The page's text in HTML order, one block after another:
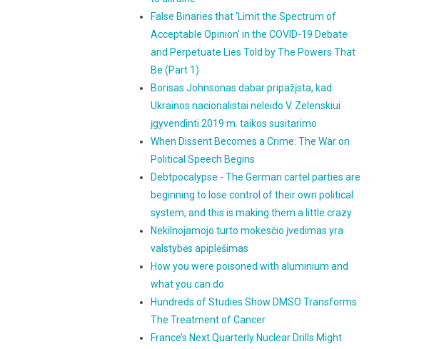
False Binaries that 'Limit the Spectrum of
Acceptable Opinion' in the COVID-19 Debate
and Perpetuate Lies Told by The Powers That
Be (Part 1)
Borisas Johnsonas dabar pripažįsta, kad
Ukrainos nacionalistai neleido V. Zelenskiui
įgyvendinti 2019 m. taikos susitarimo
When Dissent Becomes a Crime: The War on
Political Speech Begins
Debtpocalypse - The German cartel parties are
beginning to lose control of their own political
system, and this is making them a little crazy
Nekilnojamojo turto mokesčio įvedimas yra
valstybės apiplėšimas
How you were poisoned with aluminium and
what you can do
Hundreds of Studies Show DMSO Transforms
The Treatment of Cancer
France’s Next Quarterly Nuclear Drills Might